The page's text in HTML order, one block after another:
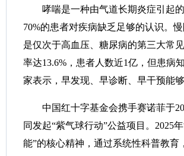
哮喘是一种由气道长期炎症引起的
70%的患者对疾病缺乏足够的认识。
是仅次于高血压、糖尿病的第三大常
率达13.6%，患者人数近1亿，但患病
家表示，早发现、早诊断、早干预能
中国红十字基金会携手赛诺菲于
同发起“紫气球行动”公益项目。2025
能”的核心精神，通过系统性科普教